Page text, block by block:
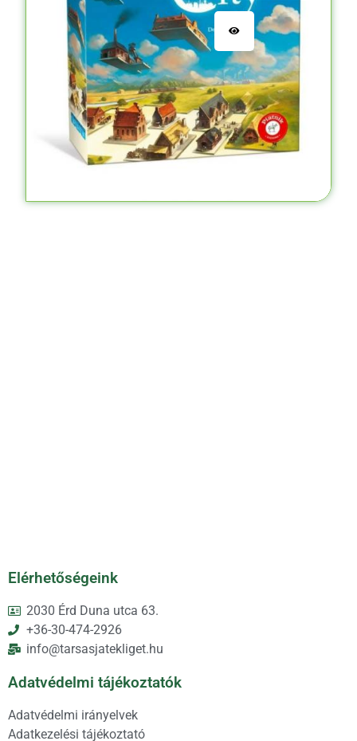
Elérhetőségeink
2030 Érd Duna utca 63.
+36-30-474-2926
info@tarsasjatekliget.hu
Adatvédelmi tájékoztatók
Adatvédelmi irányelvek
Adatkezelési tájékoztató